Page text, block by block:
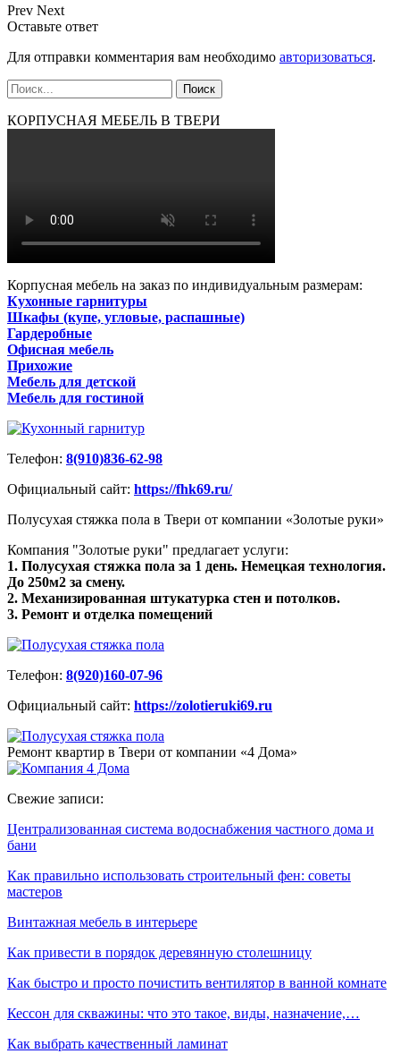
Prev Next
Оставьте ответ
Для отправки комментария вам необходимо авторизоваться.
КОРПУСНАЯ МЕБЕЛЬ В ТВЕРИ
Корпусная мебель на заказ по индивидуальным размерам:
Кухонные гарнитуры
Шкафы (купе, угловые, распашные)
Гардеробные
Офисная мебель
Прихожие
Мебель для детской
Мебель для гостиной
Телефон: 8(910)836-62-98
Официальный сайт: https://fhk69.ru/
Полусухая стяжка пола в Твери от компании «Золотые руки»
Компания "Золотые руки" предлагает услуги:
1. Полусухая стяжка пола за 1 день. Немецкая технология.
До 250м2 за смену.
2. Механизированная штукатурка стен и потолков.
3. Ремонт и отделка помещений
Телефон: 8(920)160-07-96
Официальный сайт: https://zolotieruki69.ru
Ремонт квартир в Твери от компании «4 Дома»
Свежие записи:
Централизованная система водоснабжения частного дома и
бани
Как правильно использовать строительный фен: советы
мастеров
Винтажная мебель в интерьере
Как привести в порядок деревянную столешницу
Как быстро и просто почистить вентилятор в ванной комнате
Кессон для скважины: что это такое, виды, назначение,…
Как выбрать качественный ламинат